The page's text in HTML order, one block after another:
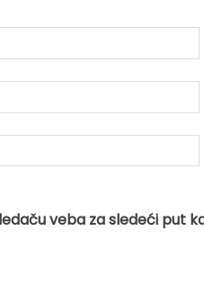
veba za sledeći put